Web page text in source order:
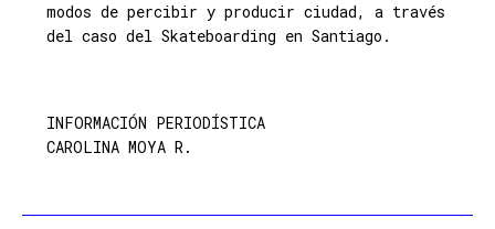
modos de percibir y producir ciudad, a través
del caso del Skateboarding en Santiago.
INFORMACIÓN PERIODÍSTICA
CAROLINA MOYA R.